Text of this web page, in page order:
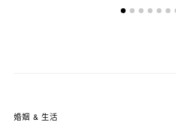
婚姻 & 生活